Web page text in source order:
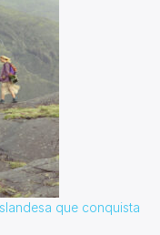
que conquista